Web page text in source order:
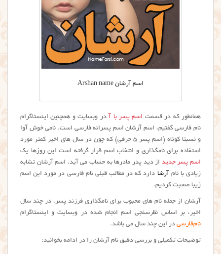
اسم آرشان Arshan name
همانطور که در قسمت اسم پسر با آدر وبسایت و همچنین اینستاگرام
نام فارسی گفتیم، اسم آرشان اسم پسرانه فارسی است. نامی خوش آوا
و نسبتا کوتاه (اسم پسر ۵ حرفی) که چون در سال های اخیر کمتر مورد
استفاده برای نامگذاری و انتخاب اسم قرار گرفته است این روزها یک
اسم پسر جدید از دید پدر مادرها به حساب می آید. اسم آرشان تشابه
زیادی با نام آرشا دارد که در مطالب قبلی نام فارسی در مورد این اسم
زیبا صحبت کردیم.
آرشان از جمله نام های محبوب برای نامگذاری فرزند پسر، در چند سال
اخیر، بر اساس نظرسنجی اسم انجام شده در وبسایت و اینستاگرام
نام‌فارسی در این چند سال می باشد.
توضیحات تکمیلی و بررسی دقیق نام آرشان را در ادامه بخوانید: